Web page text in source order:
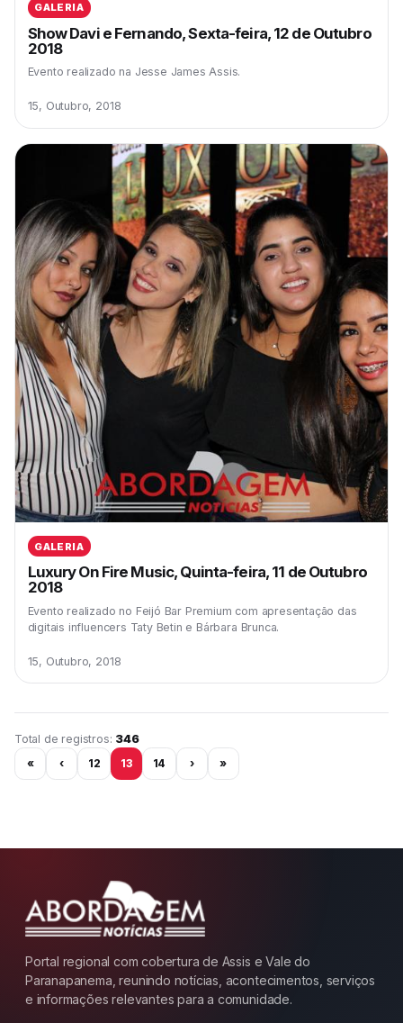
GALERIA
Show Davi e Fernando, Sexta-feira, 12 de Outubro
2018
Evento realizado na Jesse James Assis.
15, Outubro, 2018
GALERIA
Luxury On Fire Music, Quinta-feira, 11 de Outubro
2018
Evento realizado no Feijó Bar Premium com apresentação das
digitais influencers Taty Betin e Bárbara Brunca.
15, Outubro, 2018
Total de registros: 346
Página 13 de 29
« ‹ 12 13 14 › »
Portal regional com cobertura de Assis e Vale do
Paranapanema, reunindo notícias, acontecimentos, serviços
e informações relevantes para a comunidade.